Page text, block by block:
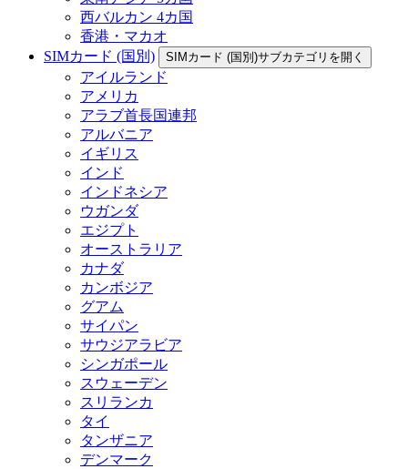
西バルカン 4カ国
香港・マカオ
SIMカード (国別)
SIMカード (国別)サブカテゴリを開く
アイルランド
アメリカ
アラブ首長国連邦
アルバニア
イギリス
インド
インドネシア
ウガンダ
エジプト
オーストラリア
カナダ
カンボジア
グアム
サイパン
サウジアラビア
シンガポール
スウェーデン
スリランカ
タイ
タンザニア
デンマーク